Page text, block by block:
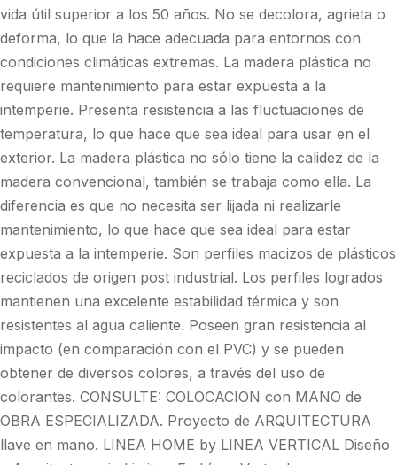
vida útil superior a los 50 años. No se decolora, agrieta o
deforma, lo que la hace adecuada para entornos con
condiciones climáticas extremas. La madera plástica no
requiere mantenimiento para estar expuesta a la
intemperie. Presenta resistencia a las fluctuaciones de
temperatura, lo que hace que sea ideal para usar en el
exterior. La madera plástica no sólo tiene la calidez de la
madera convencional, también se trabaja como ella. La
diferencia es que no necesita ser lijada ni realizarle
mantenimiento, lo que hace que sea ideal para estar
expuesta a la intemperie. Son perfiles macizos de plásticos
reciclados de origen post industrial. Los perfiles logrados
mantienen una excelente estabilidad térmica y son
resistentes al agua caliente. Poseen gran resistencia al
impacto (en comparación con el PVC) y se pueden
obtener de diversos colores, a través del uso de
colorantes. CONSULTE: COLOCACION con MANO de
OBRA ESPECIALIZADA. Proyecto de ARQUITECTURA
llave en mano. LINEA HOME by LINEA VERTICAL Diseño